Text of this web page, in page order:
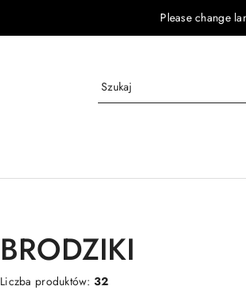
Please change
BRODZIKI
Liczba produktów:32